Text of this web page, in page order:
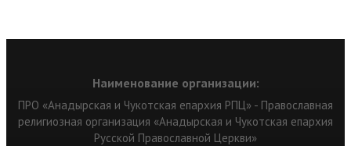
Наименование организации:
ПРО «Анадырская и Чукотская епархия РПЦ» - Православная
религиозная организация «Анадырская и Чукотская епархия
Русской Православной Церкви»